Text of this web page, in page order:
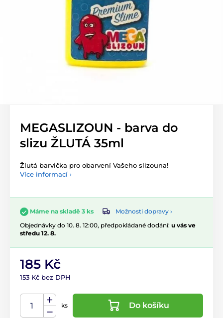
MEGASLIZOUN - barva do
slizu ŽLUTÁ 35ml
Žlutá barvička pro obarvení Vašeho slizouna!
Více informací ›
Máme na skladě 3 ks
Možnosti dopravy ›
Objednávky do 10. 8. 12:00, předpokládané dodání: u vás ve
středu 12. 8.
185 Kč
153 Kč bez DPH
ks Do košíku